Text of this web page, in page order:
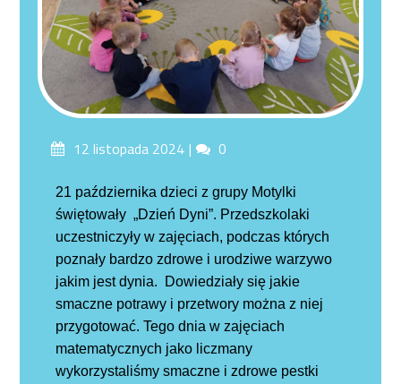
Posted12 listopada 2024 Comments
0
21 października dzieci z grupy Motylki
świętowały „Dzień Dyni”. Przedszkolaki
uczestniczyły w zajęciach, podczas których
poznały bardzo zdrowe i urodziwe warzywo
jakim jest dynia. Dowiedziały się jakie
smaczne potrawy i przetwory można z niej
przygotować. Tego dnia w zajęciach
matematycznych jako liczmany
wykorzystaliśmy smaczne i zdrowe pestki